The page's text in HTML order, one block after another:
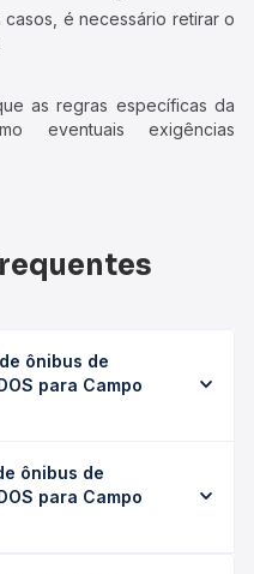
casos, é necessário retirar o
as regras específicas da
eventuais exigências
ônibus de
para Campo
37h 15min, podendo
de serviço (convencional,
de tráfego. Na Quero
ônibus de
para Campo